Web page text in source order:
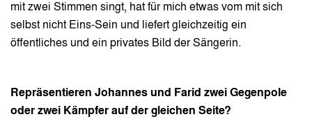
mit zwei Stimmen singt, hat für mich etwas vom mit sich
selbst nicht Eins-Sein und liefert gleichzeitig ein
öffentliches und ein privates Bild der Sängerin.
Repräsentieren Johannes und Farid zwei Gegenpole
oder zwei Kämpfer auf der gleichen Seite?